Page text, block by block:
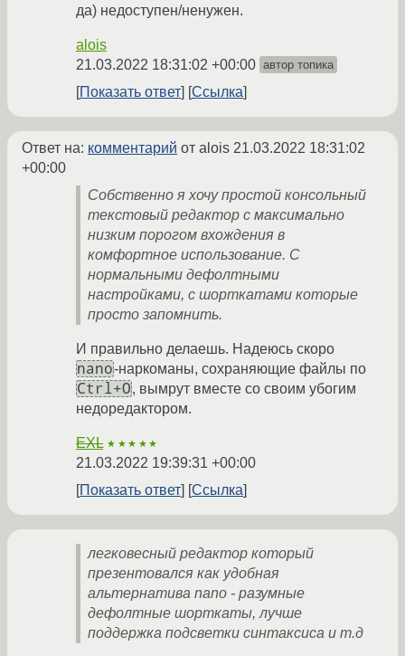
да) недоступен/ненужен.
alois
21.03.2022 18:31:02 +00:00 автор топика
Показать ответ Ссылка
Ответ на: комментарий от alois 21.03.2022 18:31:02
+00:00
Собственно я хочу простой консольный
текстовый редактор с максимально
низким порогом вхождения в
комфортное использование. С
нормальными дефолтными
настройками, с шорткатами которые
просто запомнить.
И правильно делаешь. Надеюсь скоро
nano-наркоманы, сохраняющие файлы по
Ctrl+O, вымрут вместе со своим убогим
недоредактором.
EXL ★★★★★
21.03.2022 19:39:31 +00:00
Показать ответ
Ссылка
легковесный редактор который
презентовался как удобная
альтернатива nano - разумные
дефолтные шорткаты, лучше
поддержка подсветки синтаксиса и т.д